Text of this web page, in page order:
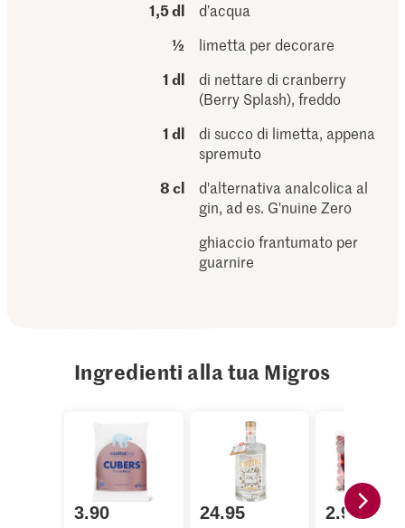
1,5 dl
d’acqua
½
limetta per decorare
1 dl
di nettare di cranberry
(Berry Splash), freddo
1 dl
di succo di limetta, appena
spremuto
8 cl
d'alternativa analcolica al
gin, ad es. G'nuine Zero
ghiaccio frantumato per
guarnire
Ingredienti alla tua Migros
3.90 24.95 2.90